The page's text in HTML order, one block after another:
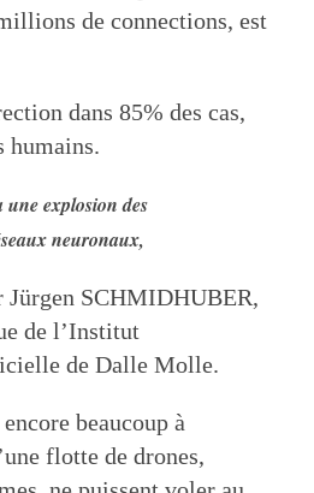
de connections, est
dans 85% des cas,
humains.
explosion des
neuronaux,
Jürgen SCHMIDHUBER,
de l’Institut
de Dalle Molle.
beaucoup à
flotte de drones,